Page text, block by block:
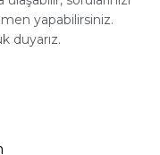
yapabilirsiniz.
duyarız.